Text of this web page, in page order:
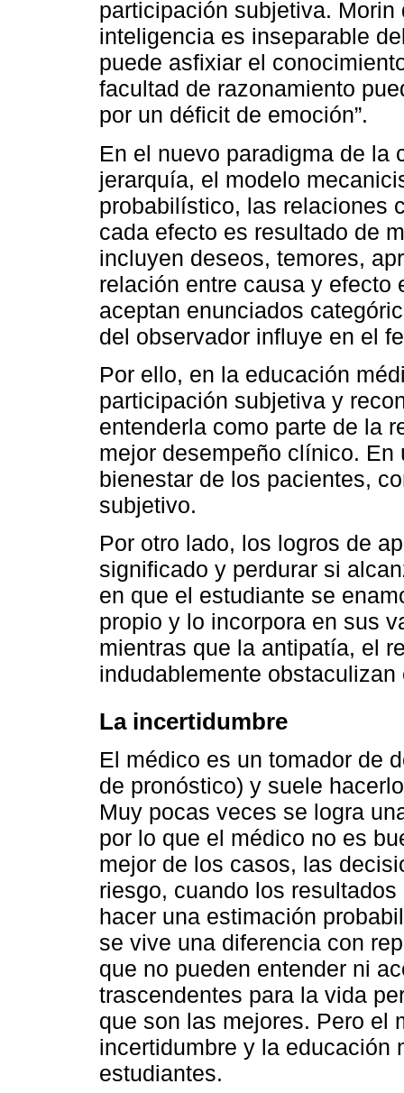
participación subjetiva. Morin
inteligencia es inseparable
puede asfixiar el
facultad de razonamiento
por un déficit de emoción”.
En el nuevo paradigma de la
jerarquía, el modelo
probabilístico, las relaciones
cada efecto es resultado de
incluyen deseos, temores,
relación entre causa y efecto
aceptan enunciados
del observador influye en el
Por ello, en la educación
participación subjetiva y
entenderla como parte de la
mejor desempeño clínico.
bienestar de los pacientes,
subjetivo.
Por otro lado, los logros de
significado y perdurar si
en que el estudiante se
propio y lo incorpora en sus
mientras que la antipatía, el
indudablemente
La incertidumbre
El médico es un tomador de
de pronóstico) y suele
Muy pocas veces se logra
por lo que el médico no es
mejor de los casos, las
riesgo, cuando los
hacer una estimación
se vive una diferencia con
que no pueden entender ni
trascendentes para la vida
que son las mejores. Pero el
incertidumbre y la educación
estudiantes.